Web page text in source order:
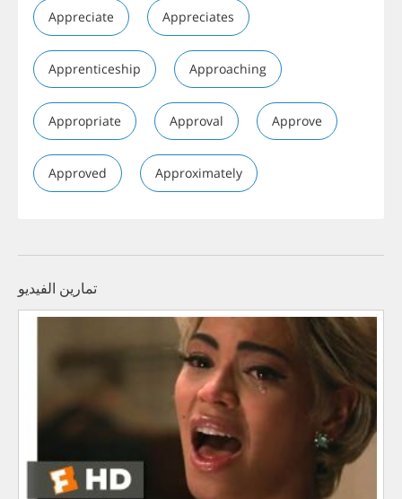
Appreciate Appreciates
Apprenticeship Approaching
Appropriate Approval Approve
Approved Approximately
تمارين الفيديو